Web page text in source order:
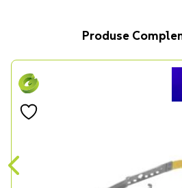
Produse